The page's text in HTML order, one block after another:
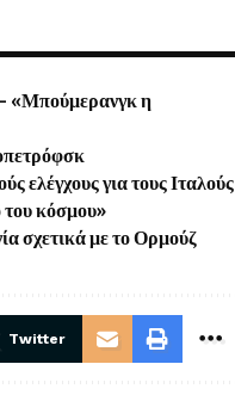
«Μπούμερανγκ η
ελέγχους για τους Ιταλούς
του κόσμου»
σχετικά με το Ορμούζ
Twitter